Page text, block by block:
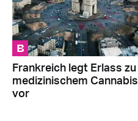
B
Frankreich legt Erlass zu
medizinischem Cannabis
vor